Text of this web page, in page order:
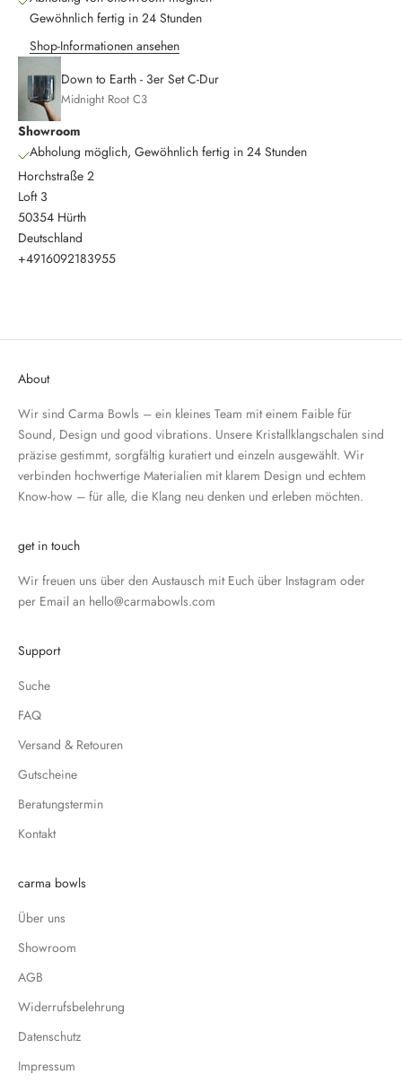
Gewöhnlich fertig in 24 Stunden
Shop-Informationen ansehen
Down to Earth - 3er Set C-Dur
Midnight Root C3
Showroom
Abholung möglich, Gewöhnlich fertig in 24 Stunden
Horchstraße 2
Loft 3
50354 Hürth
Deutschland
+4916092183955
About
Wir sind Carma Bowls – ein kleines Team mit einem Faible für
Sound, Design und good vibrations. Unsere Kristallklangschalen sind
präzise gestimmt, sorgfältig kuratiert und einzeln ausgewählt. Wir
verbinden hochwertige Materialien mit klarem Design und echtem
Know-how – für alle, die Klang neu denken und erleben möchten.
get in touch
Wir freuen uns über den Austausch mit Euch über Instagram oder
per Email an hello@carmabowls.com
Support
Suche
FAQ
Versand & Retouren
Gutscheine
Beratungstermin
Kontakt
carma bowls
Über uns
Showroom
AGB
Widerrufsbelehrung
Datenschutz
Impressum